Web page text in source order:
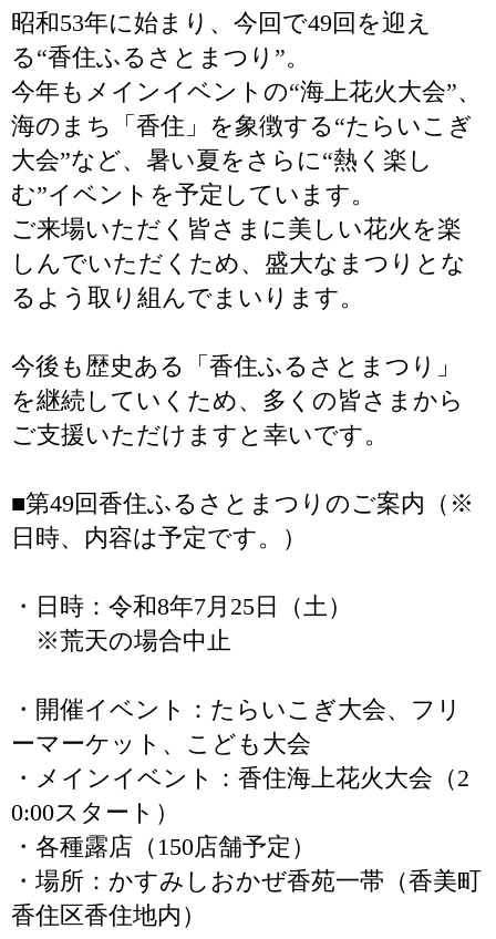
昭和53年に始まり、今回で49回を迎え
る“香住ふるさとまつり”。
今年もメインイベントの“海上花火大会”、
海のまち「香住」を象徴する“たらいこぎ
大会”など、暑い夏をさらに“熱く楽し
む”イベントを予定しています。
ご来場いただく皆さまに美しい花火を楽
しんでいただくため、盛大なまつりとな
るよう取り組んでまいります。
今後も歴史ある「香住ふるさとまつり」
を継続していくため、多くの皆さまから
ご支援いただけますと幸いです。
■第49回香住ふるさとまつりのご案内（※
日時、内容は予定です。）
・日時：令和8年7月25日（土）
※荒天の場合中止
・開催イベント：たらいこぎ大会、フリ
ーマーケット、こども大会
・メインイベント：香住海上花火大会（2
0:00スタート）
・各種露店（150店舗予定）
・場所：かすみしおかぜ香苑一帯（香美町
香住区香住地内）